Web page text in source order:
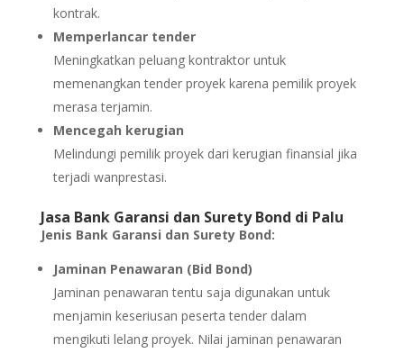
kontrak.
Memperlancar tender
Meningkatkan peluang kontraktor untuk
memenangkan tender proyek karena pemilik proyek
merasa terjamin.
Mencegah kerugian
Melindungi pemilik proyek dari kerugian finansial jika
terjadi wanprestasi.
Jasa Bank Garansi dan Surety Bond di Palu
Jenis Bank Garansi dan Surety Bond:
Jaminan Penawaran (Bid Bond)
Jaminan penawaran tentu saja digunakan untuk
menjamin keseriusan peserta tender dalam
mengikuti lelang proyek. Nilai jaminan penawaran